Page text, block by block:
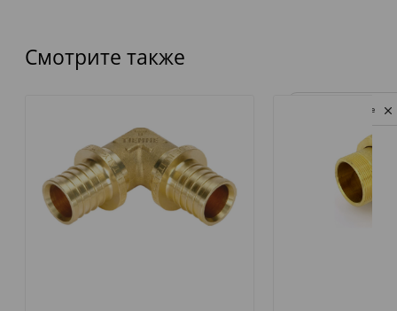
Смотрите также
Privacy notice